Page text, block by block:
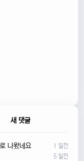
새 댓글
나왔네요 1 일전
5 일전